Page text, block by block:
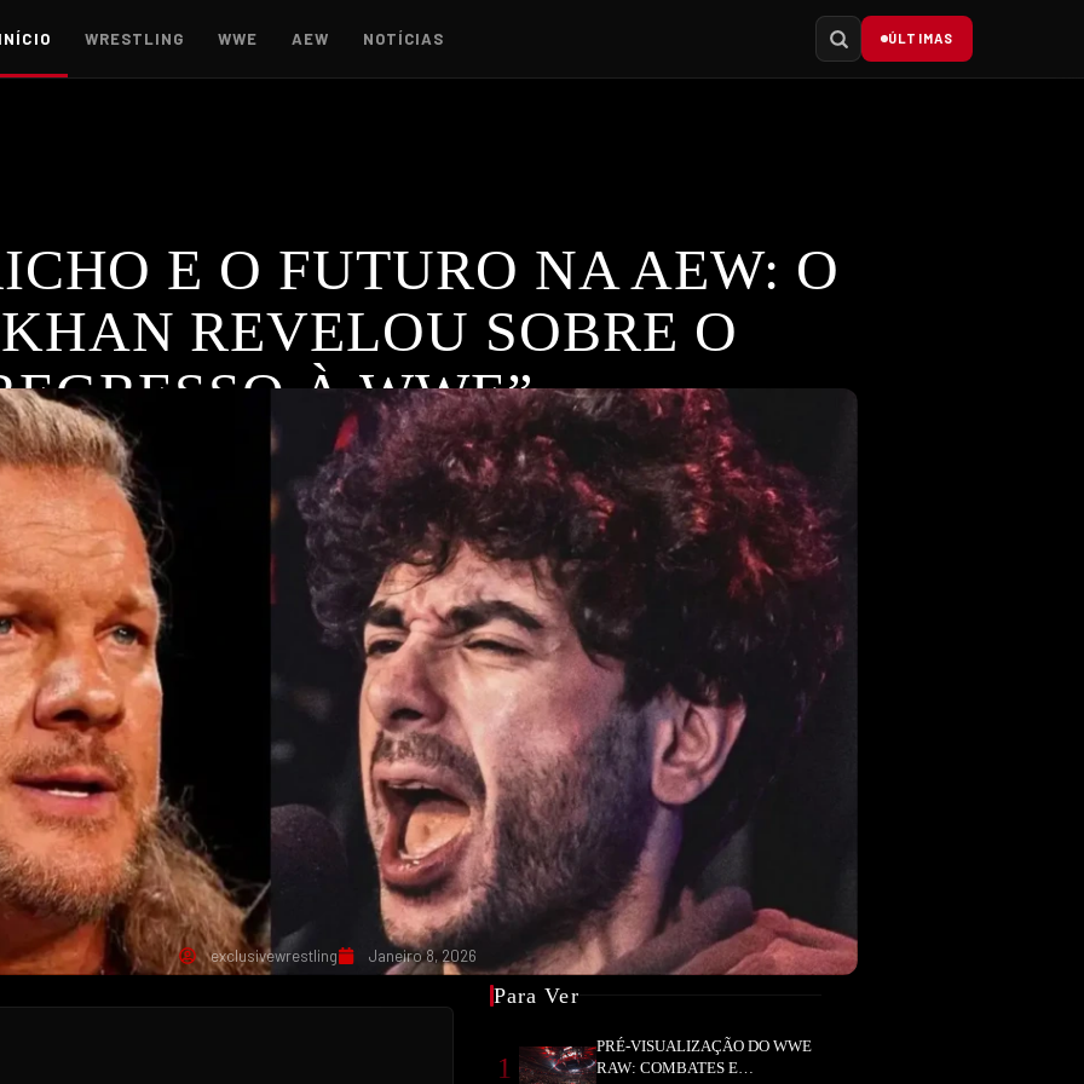
INÍCIO WRESTLING WWE AEW NOTÍCIAS ÚLTIMAS
E O FUTURO NA AEW: O
REVELOU SOBRE O
À WWE”
à WWE, mas Tony Khan reafirma seu valor na AEW. Descubra tudo sobre esta conversa
exclusivewrestling Janeiro 8, 2026
Para Ver
1
PRÉ-VISUALIZAÇÃO DO WWE
RAW: COMBATES E